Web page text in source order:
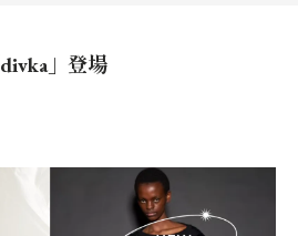
」登場